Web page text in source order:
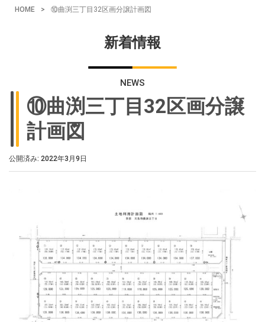
HOME > ⑩曲渕三丁目32区画分譲計画図
新着情報
NEWS
⑩曲渕三丁目32区画分譲
計画図
公開済み: 2022年3月9日